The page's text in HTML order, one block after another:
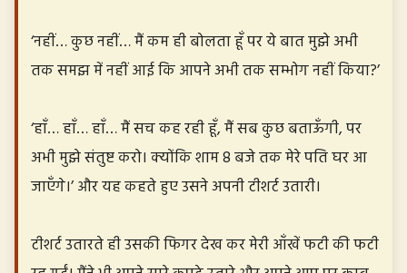
‘नहीं… कुछ नहीं… मैं कम ही बोलता हूँ पर ये बात मुझे अभी
तक समझ में नहीं आई कि आपने अभी तक सम्भोग नहीं किया?’
‘हाँ… हाँ… हाँ… मैं सच कह रही हूँ, मैं सब कुछ बताऊँगी, पर
अभी मुझे संतुष्ट करो। क्योंकि शाम 8 बजे तक मेरे पति घर आ
जाएँगे।’ और यह कहते हुए उसने अपनी टीशर्ट उतारी।
टीशर्ट उतारते ही उसकी फिगर देख कर मेरी आँखें फटी की फटी